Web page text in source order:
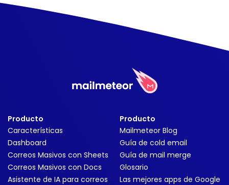
Producto
Características
Dashboard
Correos Masivos con Sheets
Correos Masivos con Docs
Asistente de IA para correos
Producto
Mailmeteor Blog
Guía de cold email
Guía de mail merge
Glosario
Las mejores apps de Google